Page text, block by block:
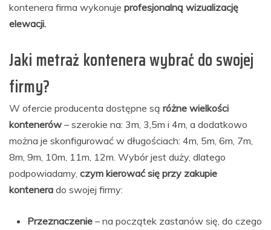
kontenera firma wykonuje profesjonalną wizualizację
elewacji.
Jaki metraż kontenera wybrać do swojej
firmy?
W ofercie producenta dostępne są różne wielkości
kontenerów – szerokie na: 3m, 3,5m i 4m, a dodatkowo
można je skonfigurować w długościach: 4m, 5m, 6m, 7m,
8m, 9m, 10m, 11m, 12m. Wybór jest duży, dlatego
podpowiadamy, czym kierować się przy zakupie
kontenera do swojej firmy:
Przeznaczenie – na początek zastanów się, do czego